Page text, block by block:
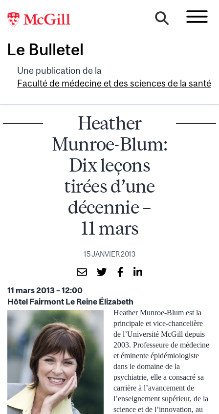
Le Bulletel
Une publication de la
Faculté de médecine et des sciences de la santé
Heather
Munroe-Blum:
Dix leçons
tirées d’une
décennie –
11 mars
15 JANVIER 2013
11 mars 2013 – 12:00
Hôtel Fairmont Le Reine Élizabeth
Heather Munroe-Blum est la
principale et vice-chancelière
de l’Université McGill depuis
2003. Professeure de médecine
et éminente épidémiologiste
dans le domaine de la
psychiatrie, elle a consacré sa
carrière à l’avancement de
l’enseignement supérieur, de la
science et de l’innovation, au